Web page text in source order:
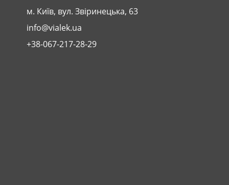
м. Київ, вул. Звіринецька, 63
info@vialek.ua
+38-067-217-28-29